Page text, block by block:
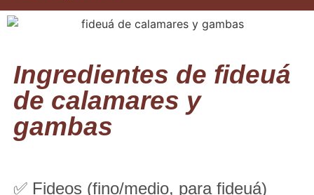
Ingredientes de fideuá
de calamares y
gambas
✅ Fideos (fino/medio, para fideuá)